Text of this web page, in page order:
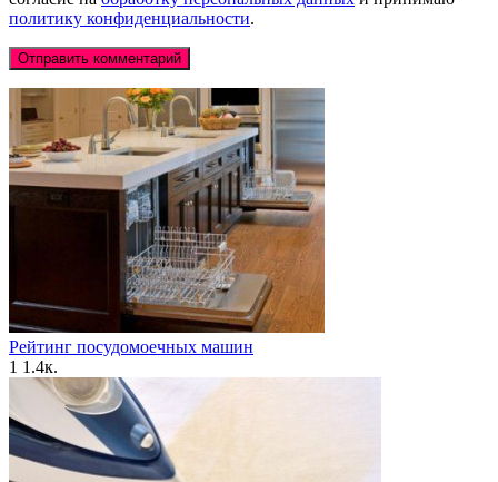
политику конфиденциальности.
Рейтинг посудомоечных машин
1 1.4к.